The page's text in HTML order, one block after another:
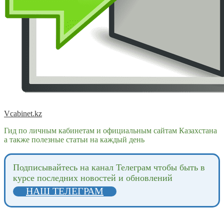
Vcabinet.kz
Гид по личным кабинетам и официальным сайтам Казахстана
а также полезные статьи на каждый день
Подпиcывайтесь на канал Телеграм чтобы быть в
курсе последних новостей и обновлений
НАШ ТЕЛЕГРАМ